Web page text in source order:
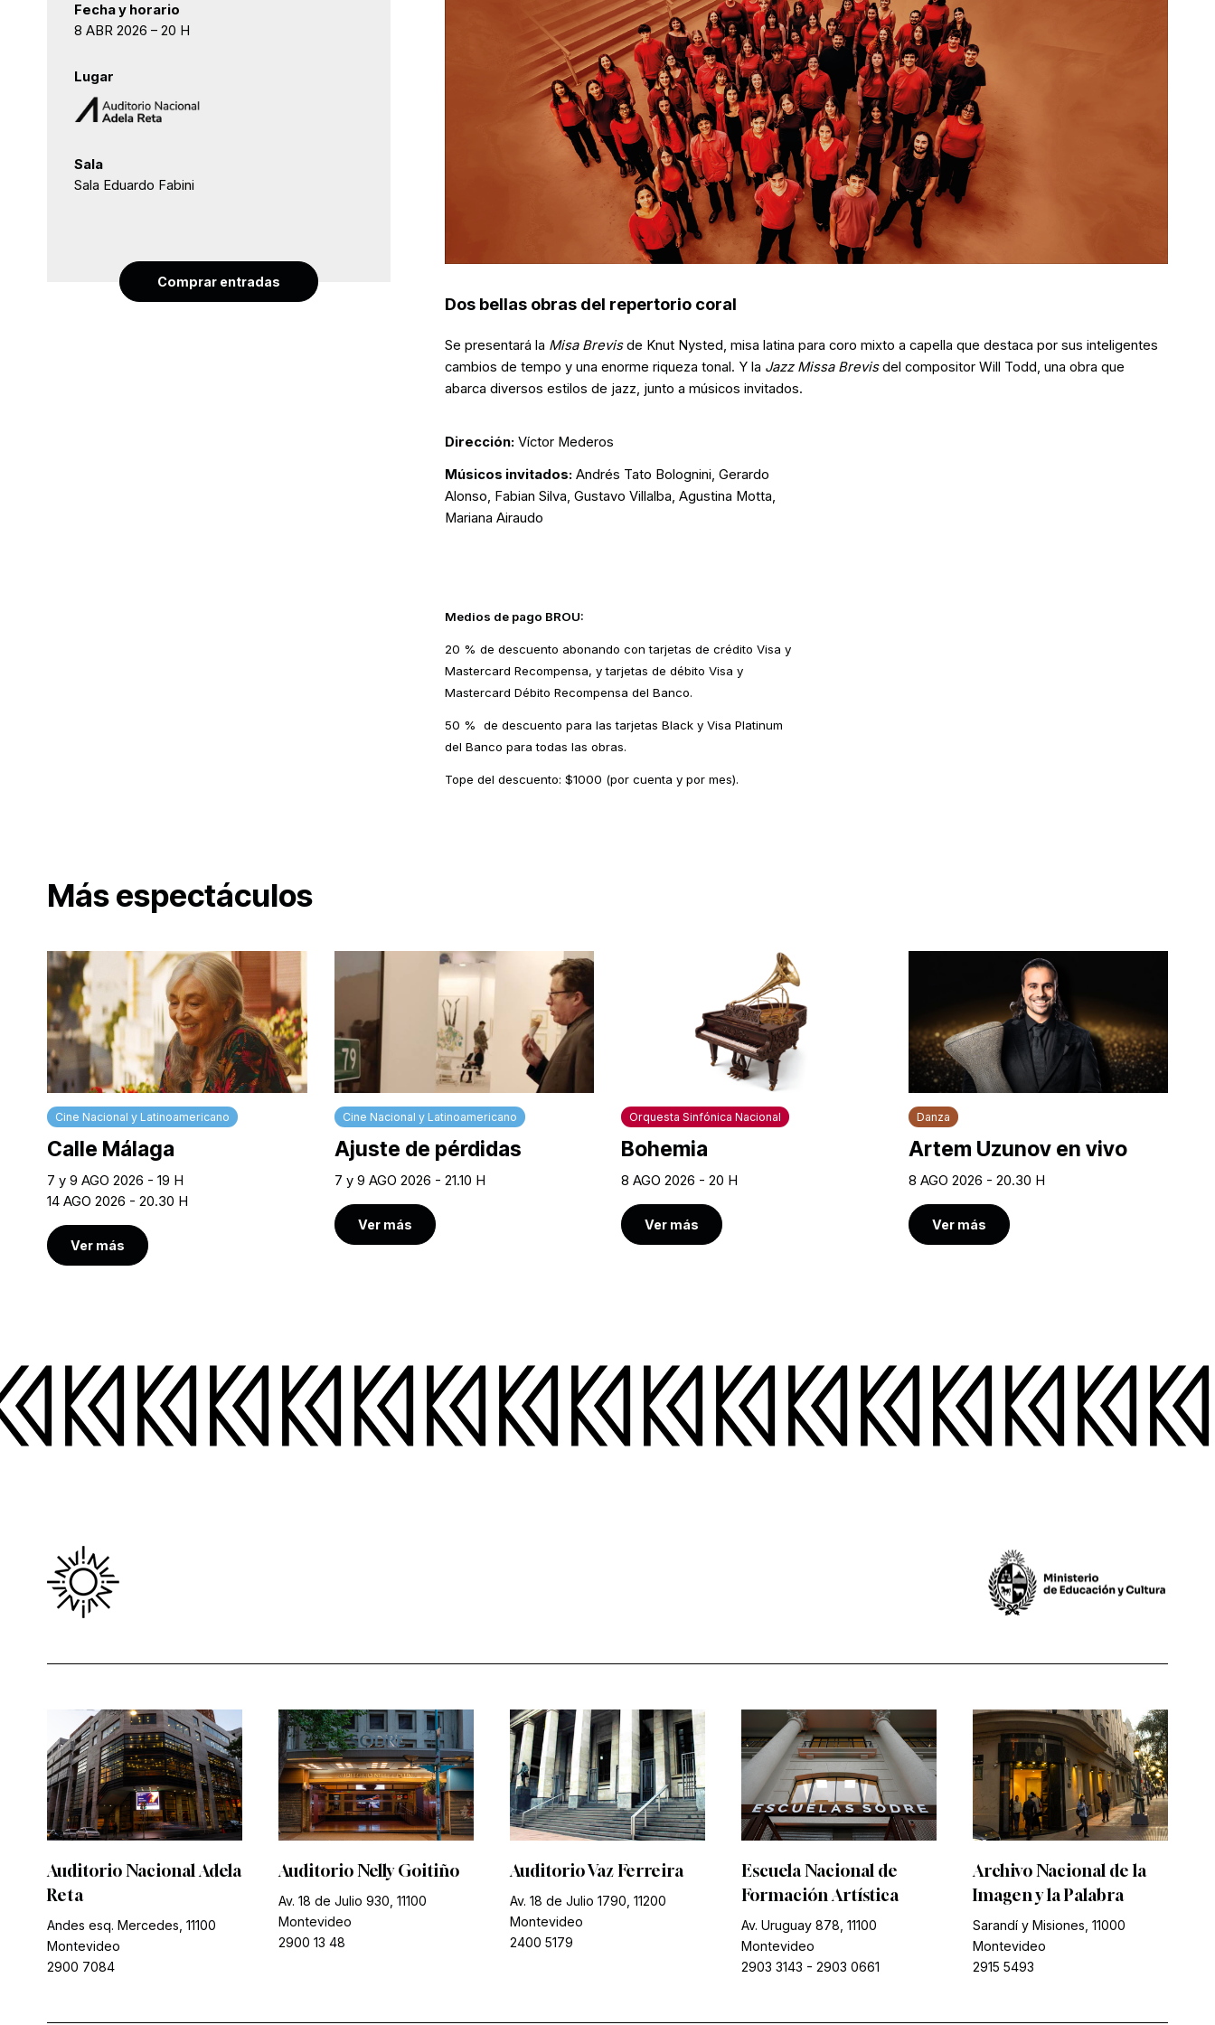
Dos bellas obras del repertorio coral
Se presentará la Misa Brevisde Knut Nysted, misa latina para coro mixto a capella que destaca por sus inteligentes
cambios de tempo y una enorme riqueza tonal. Y la Jazz Missa Brevisdel compositor Will Todd, una obra que
abarca diversos estilos de jazz, junto a músicos invitados.
Dirección: Víctor Mederos
Músicos invitados: Andrés Tato Bolognini, Gerardo
Alonso, Fabian Silva, Gustavo Villalba, Agustina Motta,
Mariana Airaudo
Medios de pago BROU:
20 % de descuento abonando con tarjetas de crédito Visa y
Mastercard Recompensa, y tarjetas de débito Visa y
Mastercard Débito Recompensa del Banco.
50 % de descuento para las tarjetas Black y Visa Platinum
del Banco para todas las obras.
Tope del descuento: $1000 (por cuenta y por mes).
Fecha y horario
8 ABR 2026 – 20 H
Lugar
Sala
Sala Eduardo Fabini
Comprar entradas
Más espectáculos
Cine Nacional y Latinoamericano
Calle Málaga
7 y 9 AGO 2026 - 19 H
14 AGO 2026 - 20.30 H
Ver más
Cine Nacional y Latinoamericano
Ajuste de pérdidas
7 y 9 AGO 2026 - 21.10 H
Ver más
Orquesta Sinfónica Nacional
Bohemia
8 AGO 2026 - 20 H
Ver más
Danza
Artem Uzunov en vivo
8 AGO 2026 - 20.30 H
Ver más
Auditorio Nacional Adela
Reta
Andes esq. Mercedes, 11100
Montevideo
2900 7084
Auditorio Nelly Goitiño
Av. 18 de Julio 930, 11100
Montevideo
2900 13 48
Auditorio Vaz Ferreira
Av. 18 de Julio 1790, 11200
Montevideo
2400 5179
Escuela Nacional de
Formación Artística
Av. Uruguay 878, 11100
Montevideo
2903 3143 - 2903 0661
Archivo Nacional de la
Imagen y la Palabra
Sarandí y Misiones, 11000
Montevideo
2915 5493